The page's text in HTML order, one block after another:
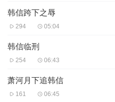
韩信跨下之辱
294 05:04
韩信临刑
254 06:43
萧河月下追韩信
161 06:45